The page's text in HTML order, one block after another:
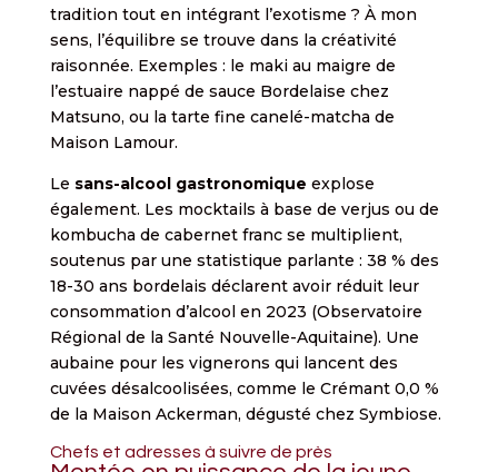
tradition tout en intégrant l’exotisme ? À mon
sens, l’équilibre se trouve dans la créativité
raisonnée. Exemples : le maki au maigre de
l’estuaire nappé de sauce Bordelaise chez
Matsuno, ou la tarte fine canelé-matcha de
Maison Lamour.
Le sans-alcool gastronomique explose
également. Les mocktails à base de verjus ou de
kombucha de cabernet franc se multiplient,
soutenus par une statistique parlante : 38 % des
18-30 ans bordelais déclarent avoir réduit leur
consommation d’alcool en 2023 (Observatoire
Régional de la Santé Nouvelle-Aquitaine). Une
aubaine pour les vignerons qui lancent des
cuvées désalcoolisées, comme le Crémant 0,0 %
de la Maison Ackerman, dégusté chez Symbiose.
Chefs et adresses à suivre de près